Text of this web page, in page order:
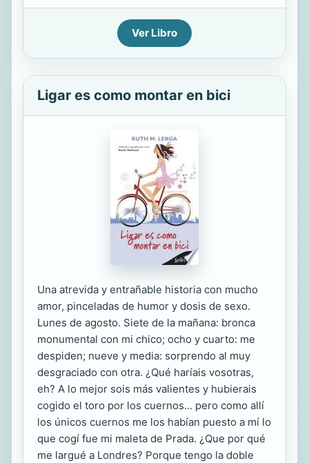
Ver Libro
Ligar es como montar en bici
Una atrevida y entrañable historia con mucho
amor, pinceladas de humor y dosis de sexo.
Lunes de agosto. Siete de la mañana: bronca
monumental con mi chico; ocho y cuarto: me
despiden; nueve y media: sorprendo al muy
desgraciado con otra. ¿Qué haríais vosotras,
eh? A lo mejor sois más valientes y hubierais
cogido el toro por los cuernos... pero como allí
los únicos cuernos me los habían puesto a mí lo
que cogí fue mi maleta de Prada. ¿Que por qué
me largué a Londres? Porque tengo la doble